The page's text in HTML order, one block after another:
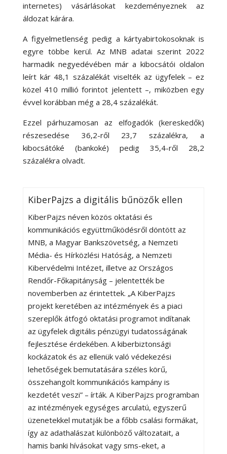
internetes) vásárlásokat kezdeményeznek az
áldozat kárára.
A figyelmetlenség pedig a kártyabirtokosoknak is
egyre többe kerül. Az MNB adatai szerint 2022
harmadik negyedévében már a kibocsátói oldalon
leírt kár 48,1 százalékát viselték az ügyfelek – ez
közel 410 millió forintot jelentett –, miközben egy
évvel korábban még a 28,4 százalékát.
Ezzel párhuzamosan az elfogadók (kereskedők)
részesedése 36,2-ről 23,7 százalékra, a
kibocsátóké (bankoké) pedig 35,4-ről 28,2
százalékra olvadt.
KiberPajzs a digitális bűnözők ellen
KiberPajzs néven közös oktatási és
kommunikációs együttműködésről döntött az
MNB, a Magyar Bankszövetség, a Nemzeti
Média- és Hírközlési Hatóság, a Nemzeti
Kibervédelmi Intézet, illetve az Országos
Rendőr-Főkapitányság – jelentették be
novemberben az érintettek. „A KiberPajzs
projekt keretében az intézmények és a piaci
szereplők átfogó oktatási programot indítanak
az ügyfelek digitális pénzügyi tudatosságának
fejlesztése érdekében. A kiberbiztonsági
kockázatok és az ellenük való védekezési
lehetőségek bemutatására széles körű,
összehangolt kommunikációs kampány is
kezdetét veszi” – írták. A KiberPajzs programban
az intézmények egységes arculatú, egyszerű
üzenetekkel mutatják be a főbb csalási formákat,
így az adathalászat különböző változatait, a
hamis banki hívásokat vagy sms-eket, a